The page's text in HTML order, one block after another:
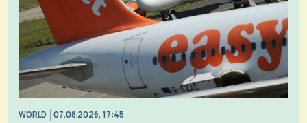
WORLD 07.08.2026, 17:45